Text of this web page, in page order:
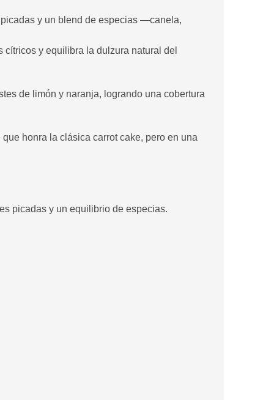
y un blend de especias —canela,
cítricos y equilibra la dulzura natural del
de limón y naranja, logrando una cobertura
honra la clásica carrot cake, pero en una
picadas y un equilibrio de especias.